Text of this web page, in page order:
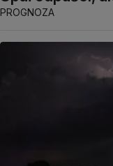
PROGNOZA